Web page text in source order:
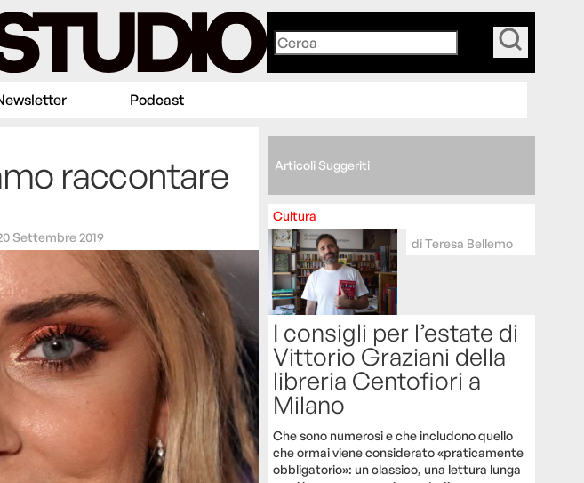
Podcast
raccontare
Settembre 2019
Articoli Suggeriti
Cultura
diTeresa Bellemo
I consigli per l’estate di
Vittorio Graziani della
libreria Centofiori a
Milano
Che sono numerosi e che includono quello
che ormai viene considerato «praticamente
obbligatorio»: un classico, una lettura lunga